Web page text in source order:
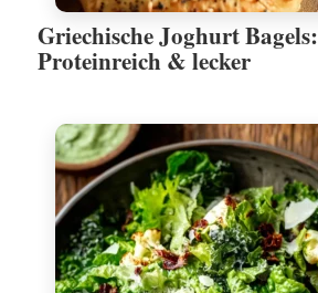
Griechische Joghurt Bagels:
Proteinreich & lecker